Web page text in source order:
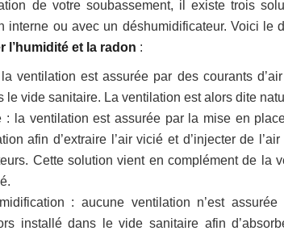
de votre soubassement, il existe trois
interne ou avec un déshumidificateur. Voici le
l’humidité et la radon :
ventilation est assurée par des courants
le vide sanitaire. La ventilation est alors dite
: la ventilation est assurée par la mise en
afin d’extraire l’air vicié et d’injecter de
Cette solution vient en complément de la
: aucune ventilation n’est
installé dans le vide sanitaire afin